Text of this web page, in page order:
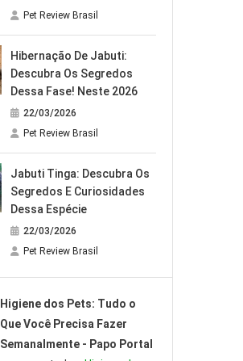
Pet Review Brasil
Hibernação De Jabuti:
Descubra Os Segredos
Dessa Fase! Neste 2026
22/03/2026
Pet Review Brasil
Jabuti Tinga: Descubra Os
Segredos E Curiosidades
Dessa Espécie
22/03/2026
Pet Review Brasil
Higiene dos Pets: Tudo o
Que Você Precisa Fazer
Semanalmente - Papo Portal